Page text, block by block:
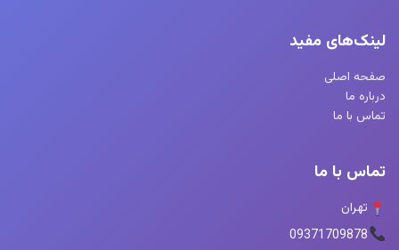
لینک‌های مفید
صفحه اصلی
درباره ما
تماس با ما
تماس با ما
تهران
09371709878